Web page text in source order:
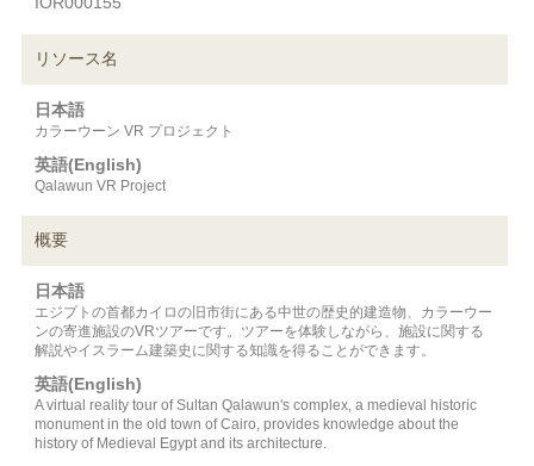
リソース名
日本語
カラーウーン VR プロジェクト
英語(English)
Qalawun VR Project
概要
日本語
エジプトの首都カイロの旧市街にある中世の歴史的建造物、カラーウー
ンの寄進施設のVRツアーです。ツアーを体験しながら、施設に関する
解説やイスラーム建築史に関する知識を得ることができます。
英語(English)
A virtual reality tour of Sultan Qalawun's complex, a medieval historic
monument in the old town of Cairo, provides knowledge about the
history of Medieval Egypt and its architecture.